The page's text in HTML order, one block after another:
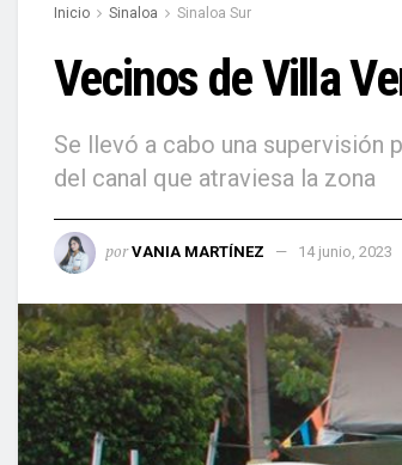
Inicio Sinaloa Sinaloa Sur
Vecinos de Villa
Se llevó a cabo una supervisión
del canal que atraviesa la zona
por VANIA MARTÍNEZ 14 junio, 2023